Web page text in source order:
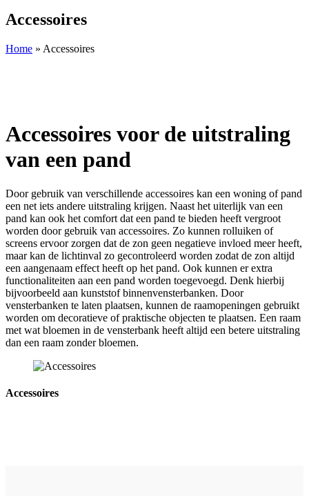
Accessoires
Home » Accessoires
Accessoires voor de uitstraling
van een pand
Door gebruik van verschillende accessoires kan een woning of pand
een net iets andere uitstraling krijgen. Naast het uiterlijk van een
pand kan ook het comfort dat een pand te bieden heeft vergroot
worden door gebruik van accessoires. Zo kunnen rolluiken of
screens ervoor zorgen dat de zon geen negatieve invloed meer heeft,
maar kan de lichtinval zo gecontroleerd worden zodat de zon altijd
een aangenaam effect heeft op het pand. Ook kunnen er extra
functionaliteiten aan een pand worden toegevoegd. Denk hierbij
bijvoorbeeld aan kunststof binnenvensterbanken. Door
vensterbanken te laten plaatsen, kunnen de raamopeningen gebruikt
worden om decoratieve of praktische objecten te plaatsen. Een raam
met wat bloemen in de vensterbank heeft altijd een betere uitstraling
dan een raam zonder bloemen.
Accessoires